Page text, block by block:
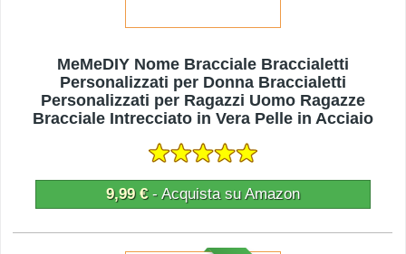
MeMeDIY Nome Bracciale Braccialetti
Personalizzati per Donna Braccialetti
Personalizzati per Ragazzi Uomo Ragazze
Bracciale Intrecciato in Vera Pelle in Acciaio
9,99 €- Acquista su Amazon